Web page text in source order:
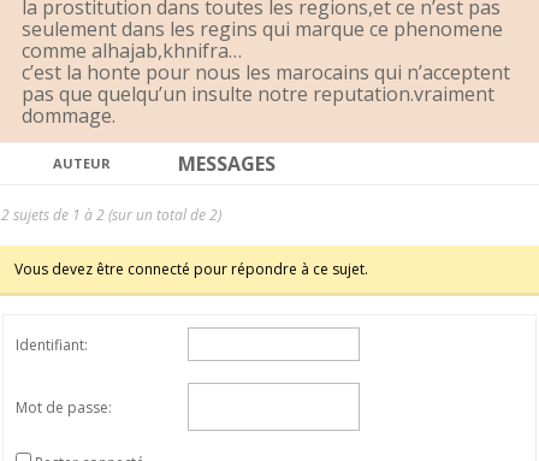
la prostitution dans toutes les regions,et ce n’est pas
seulement dans les regins qui marque ce phenomene
comme alhajab,khnifra…
c’est la honte pour nous les marocains qui n’acceptent
pas que quelqu’un insulte notre reputation.vraiment
dommage.
AUTEUR MESSAGES
2 sujets de 1 à 2 (sur un total de 2)
Vous devez être connecté pour répondre à ce sujet.
Identifiant:
Mot de passe: